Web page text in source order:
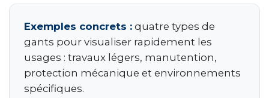
Exemples concrets : quatre types de
gants pour visualiser rapidement les
usages : travaux légers, manutention,
protection mécanique et environnements
spécifiques.